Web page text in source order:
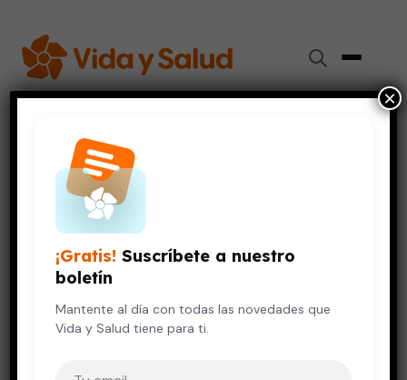
Digestión y Nutrición
Alergias alimentarias: evita sólidos antes de tiempo
DIGESTIÓN Y NUTRICIÓN
Alergias alimentarias: evita
sólidos antes de tiempo
9 de noviembre, 2021 3 min de lectura
¡Gratis! Suscríbete a nuestro
boletín
Mantente al día con todas las novedades que
Vida y Salud tiene para ti.
×